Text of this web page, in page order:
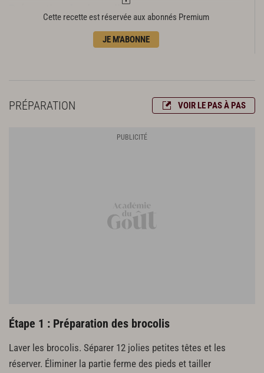
Préparation des brocolis
80 cl de fond blanc de volaille
Cette recette est réservée aux abonnés Premium
JE M'ABONNE
PRÉPARATION VOIR LE PAS À PAS
Étape 1 : Préparation des brocolis
Laver les brocolis. Séparer 12 jolies petites têtes et les
réserver. Éliminer la partie ferme des pieds et tailler